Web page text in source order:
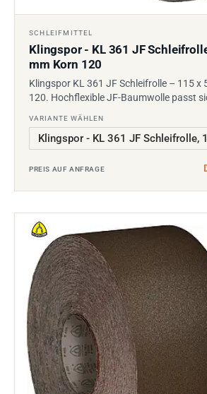
SCHLEIFMITTEL
Klingspor - KL 361 JF
mm Korn 120
Klingspor KL 361 JF Schleifrolle – 115 x
120. Hochflexible JF-Baumwolle passt
VARIANTE WÄHLEN
PREIS AUF ANFRAGE